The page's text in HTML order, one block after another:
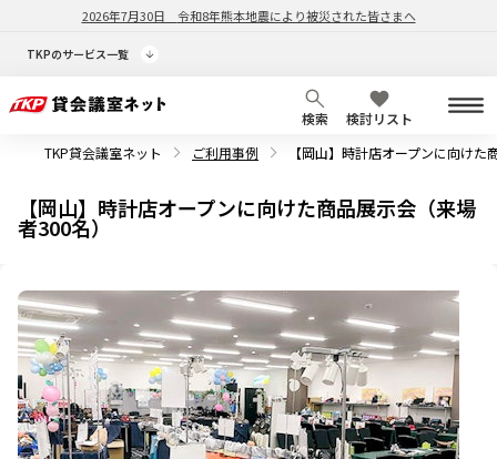
2026年7月30日 令和8年熊本地震により被災された皆さまへ
TKPのサービス一覧
検索
検討リスト
TKP貸会議室ネット
ご利用事例 【岡山】時計店オープンに向け
【岡山】時計店オープンに向けた商品展示会（来場
者300名）